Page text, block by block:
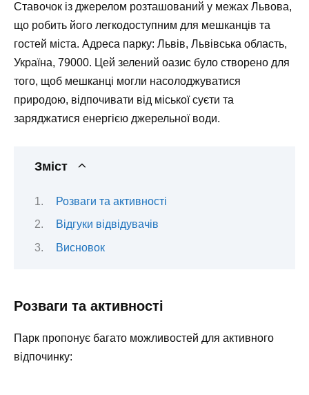
Ставочок із джерелом розташований у межах Львова,
що робить його легкодоступним для мешканців та
гостей міста. Адреса парку: Львів, Львівська область,
Україна, 79000. Цей зелений оазис було створено для
того, щоб мешканці могли насолоджуватися
природою, відпочивати від міської суєти та
заряджатися енергією джерельної води.
Зміст
Розваги та активності
Відгуки відвідувачів
Висновок
Розваги та активності
Парк пропонує багато можливостей для активного
відпочинку: